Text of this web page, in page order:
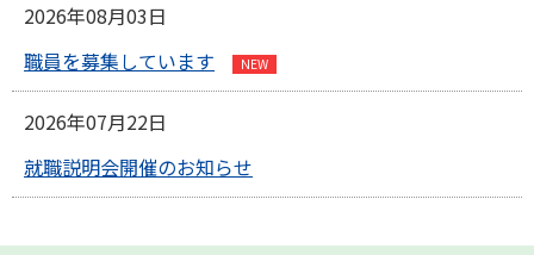
全国の関連施設
全国のイベント・活動情報
Green Ribbon Campaign
全国の関連施設
コーディネーター向けログイン
2026年08月03日
職員を募集しています
2026年07月22日
就職説明会開催のお知らせ